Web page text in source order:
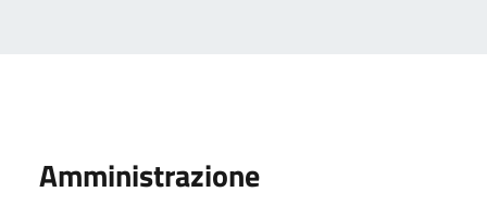
Amministrazione